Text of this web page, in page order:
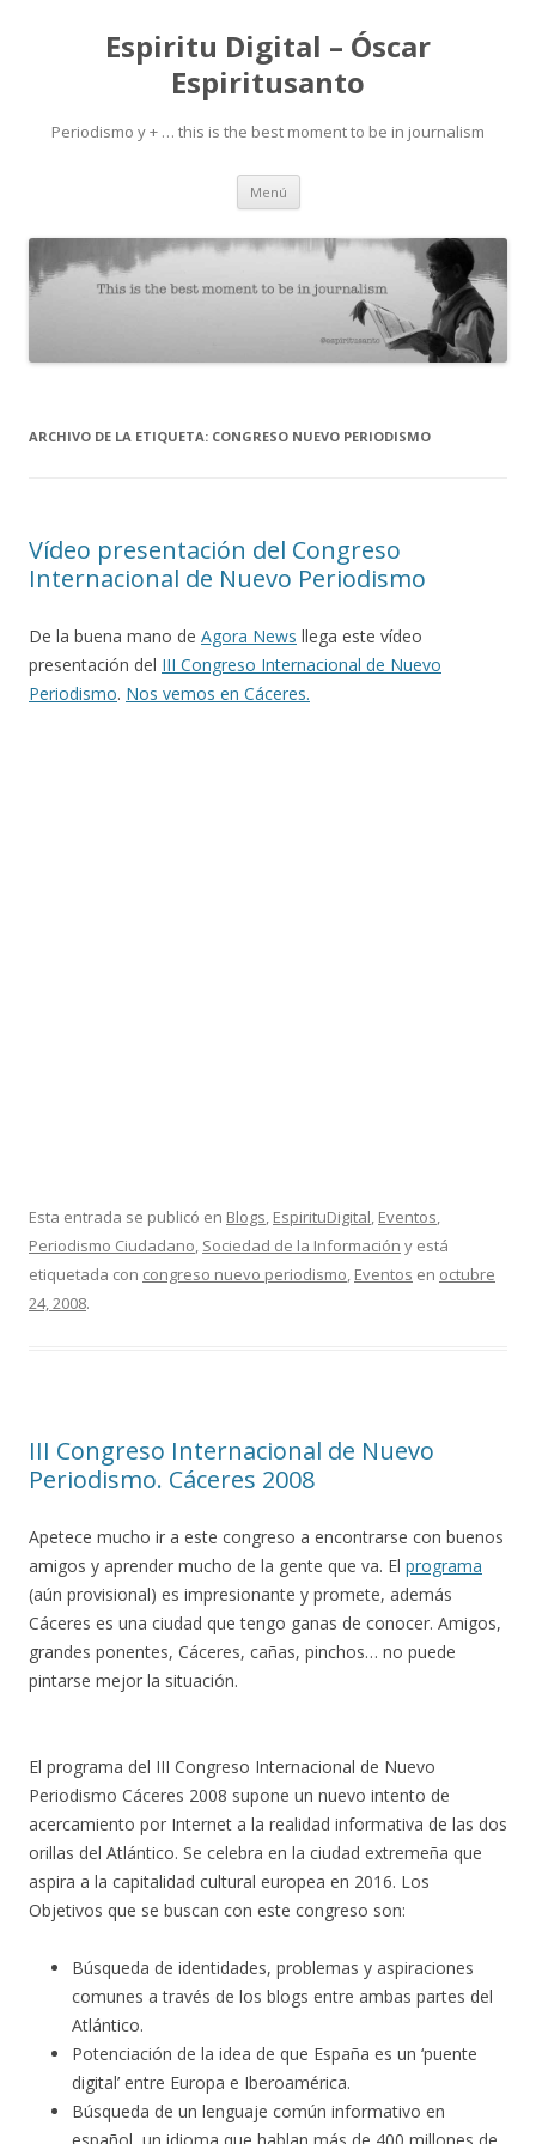
Espiritu Digital – Óscar
Espiritusanto
Periodismo y + … this is the best moment to be in journalism
Menú Ir
contenido
ARCHIVO DE LA ETIQUETA: CONGRESO NUEVO PERIODISMO
Vídeo presentación del Congreso
Internacional de Nuevo Periodismo
De la buena mano de Agora News llega este vídeo
presentación del III Congreso Internacional de Nuevo
Periodismo. Nos vemos en Cáceres.
Esta entrada se publicó en Blogs, EspirituDigital, Eventos,
Periodismo Ciudadano, Sociedad de la Información y está
etiquetada con congreso nuevo periodismo, Eventos en octubre
24, 2008.
III Congreso Internacional de Nuevo
Periodismo. Cáceres 2008
Apetece mucho ir a este congreso a encontrarse con buenos
amigos y aprender mucho de la gente que va. El programa
(aún provisional) es impresionante y promete, además
Cáceres es una ciudad que tengo ganas de conocer. Amigos,
grandes ponentes, Cáceres, cañas, pinchos… no puede
pintarse mejor la situación.
El programa del III Congreso Internacional de Nuevo
Periodismo Cáceres 2008 supone un nuevo intento de
acercamiento por Internet a la realidad informativa de las dos
orillas del Atlántico. Se celebra en la ciudad extremeña que
aspira a la capitalidad cultural europea en 2016. Los
Objetivos que se buscan con este congreso son:
Búsqueda de identidades, problemas y aspiraciones
comunes a través de los blogs entre ambas partes del
Atlántico.
Potenciación de la idea de que España es un ‘puente
digital’ entre Europa e Iberoamérica.
Búsqueda de un lenguaje común informativo en